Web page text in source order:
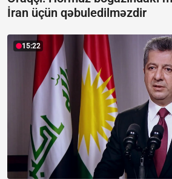
İran üçün qəbuledilməzdir
15:22